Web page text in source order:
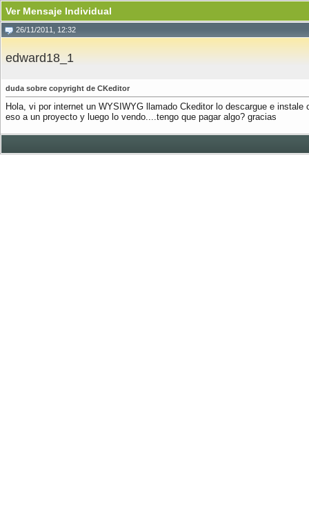
Ver Mensaje Individual
26/11/2011, 12:32
edward18_1
duda sobre copyright de CKeditor
Hola, vi por internet un WYSIWYG llamado Ckeditor lo descargue e
eso a un proyecto y luego lo vendo....tengo que pagar algo? gracias